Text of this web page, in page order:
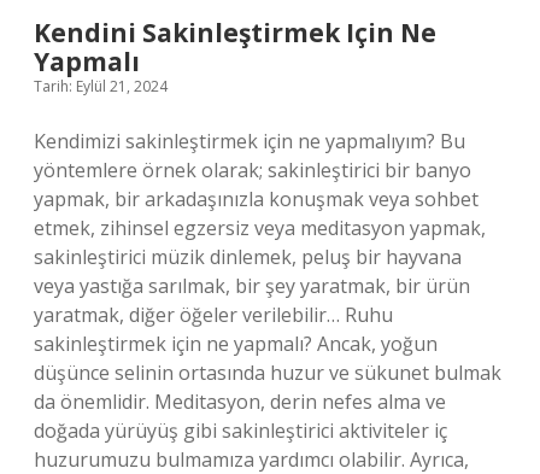
Kendini Sakinleştirmek Için Ne
Yapmalı
Tarih: Eylül 21, 2024
Kendimizi sakinleştirmek için ne yapmalıyım? Bu
yöntemlere örnek olarak; sakinleştirici bir banyo
yapmak, bir arkadaşınızla konuşmak veya sohbet
etmek, zihinsel egzersiz veya meditasyon yapmak,
sakinleştirici müzik dinlemek, peluş bir hayvana
veya yastığa sarılmak, bir şey yaratmak, bir ürün
yaratmak, diğer öğeler verilebilir… Ruhu
sakinleştirmek için ne yapmalı? Ancak, yoğun
düşünce selinin ortasında huzur ve sükunet bulmak
da önemlidir. Meditasyon, derin nefes alma ve
doğada yürüyüş gibi sakinleştirici aktiviteler iç
huzurumuzu bulmamıza yardımcı olabilir. Ayrıca,